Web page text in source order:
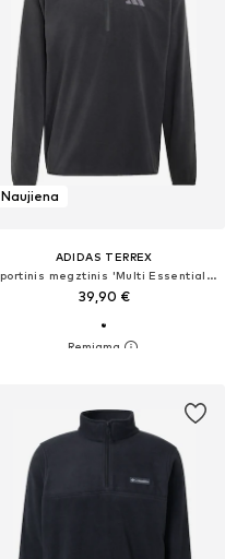
Naujiena
ADIDAS TERREX
Sportinis megztinis 'Multi Essentials'
39,90 €